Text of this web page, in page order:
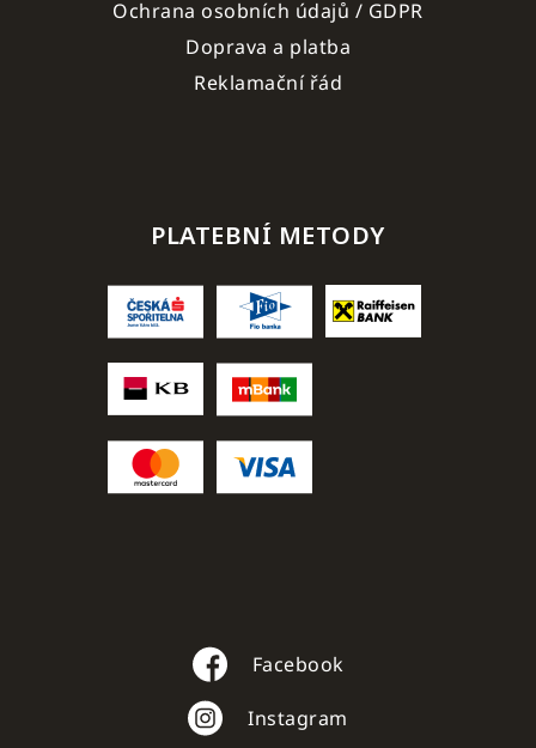
Ochrana osobních údajů / GDPR
Doprava a platba
Reklamační řád
PLATEBNÍ METODY
Facebook
Instagram